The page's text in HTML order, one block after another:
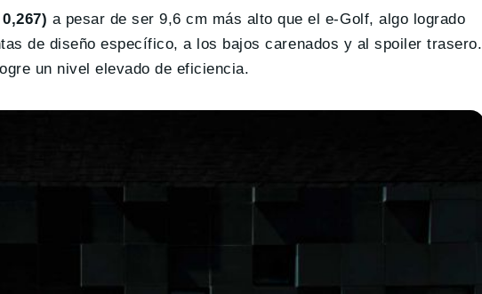
a pesar de ser 9,6 cm más alto que el e-Golf, algo logrado
de diseño específico, a los bajos carenados y al spoiler trasero.
un nivel elevado de eficiencia.